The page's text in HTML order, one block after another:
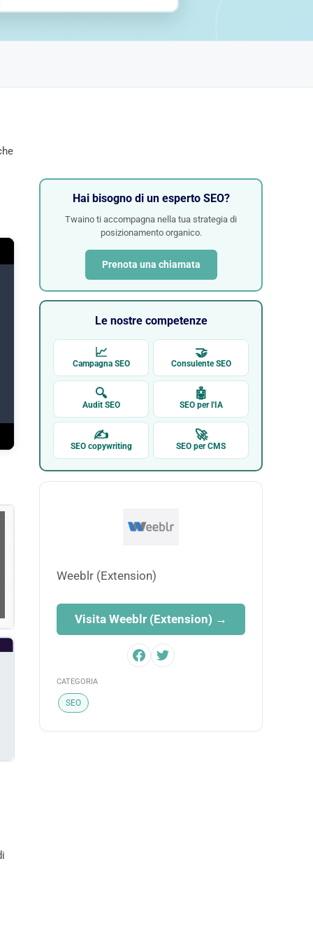
Hai bisogno di un esperto SEO?
Twaino ti accompagna nella tua strategia di
posizionamento organico.
Prenota una chiamata
Le nostre competenze
📈
Campagna SEO
🤝
Consulente SEO
🔍
Audit SEO
🤖
SEO per l'IA
✍
SEO copywriting
🚀
SEO per CMS
Weeblr (Extension)
Visita Weeblr (Extension) →
CATEGORIA
SEO